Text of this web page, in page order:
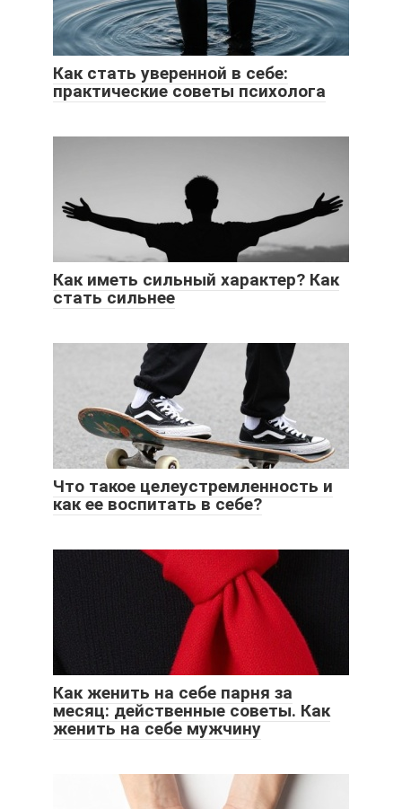
Как стать уверенной в себе:
практические советы психолога
Как иметь сильный характер? Как
стать сильнее
Что такое целеустремленность и
как ее воспитать в себе?
Как женить на себе парня за
месяц: действенные советы. Как
женить на себе мужчину